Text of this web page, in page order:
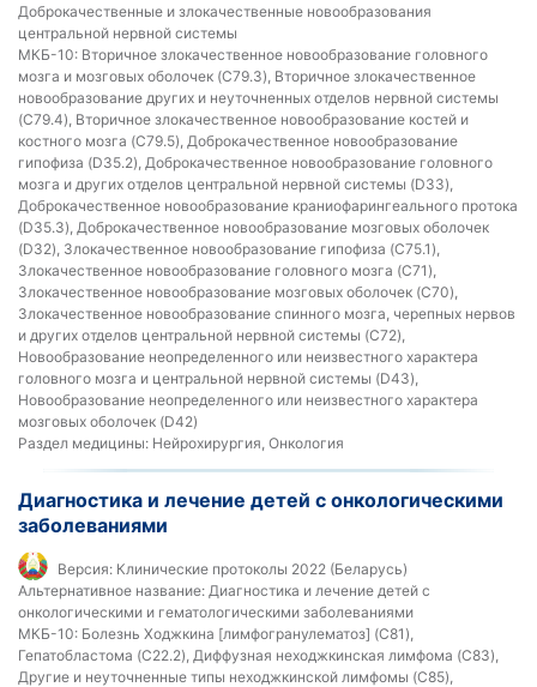
Доброкачественные и злокачественные новообразования
центральной нервной системы
МКБ-10: Вторичное злокачественное новообразование головного
мозга и мозговых оболочек (C79.3), Вторичное злокачественное
новообразование других и неуточненных отделов нервной системы
(C79.4), Вторичное злокачественное новообразование костей и
костного мозга (C79.5), Доброкачественное новообразование
гипофиза (D35.2), Доброкачественное новообразование головного
мозга и других отделов центральной нервной системы (D33),
Доброкачественное новообразование краниофарингеального протока
(D35.3), Доброкачественное новообразование мозговых оболочек
(D32), Злокачественное новообразование гипофиза (C75.1),
Злокачественное новообразование головного мозга (C71),
Злокачественное новообразование мозговых оболочек (C70),
Злокачественное новообразование спинного мозга, черепных нервов
и других отделов центральной нервной системы (C72),
Новообразование неопределенного или неизвестного характера
головного мозга и центральной нервной системы (D43),
Новообразование неопределенного или неизвестного характера
мозговых оболочек (D42)
Раздел медицины: Нейрохирургия, Онкология
Диагностика и лечение детей с онкологическими
заболеваниями
Версия: Клинические протоколы 2022 (Беларусь)
Альтернативное название: Диагностика и лечение детей с
онкологическими и гематологическими заболеваниями
МКБ-10: Болезнь Ходжкина [лимфогранулематоз] (C81),
Гепатобластома (C22.2), Диффузная неходжкинская лимфома (C83),
Другие и неуточненные типы неходжкинской лимфомы (C85),